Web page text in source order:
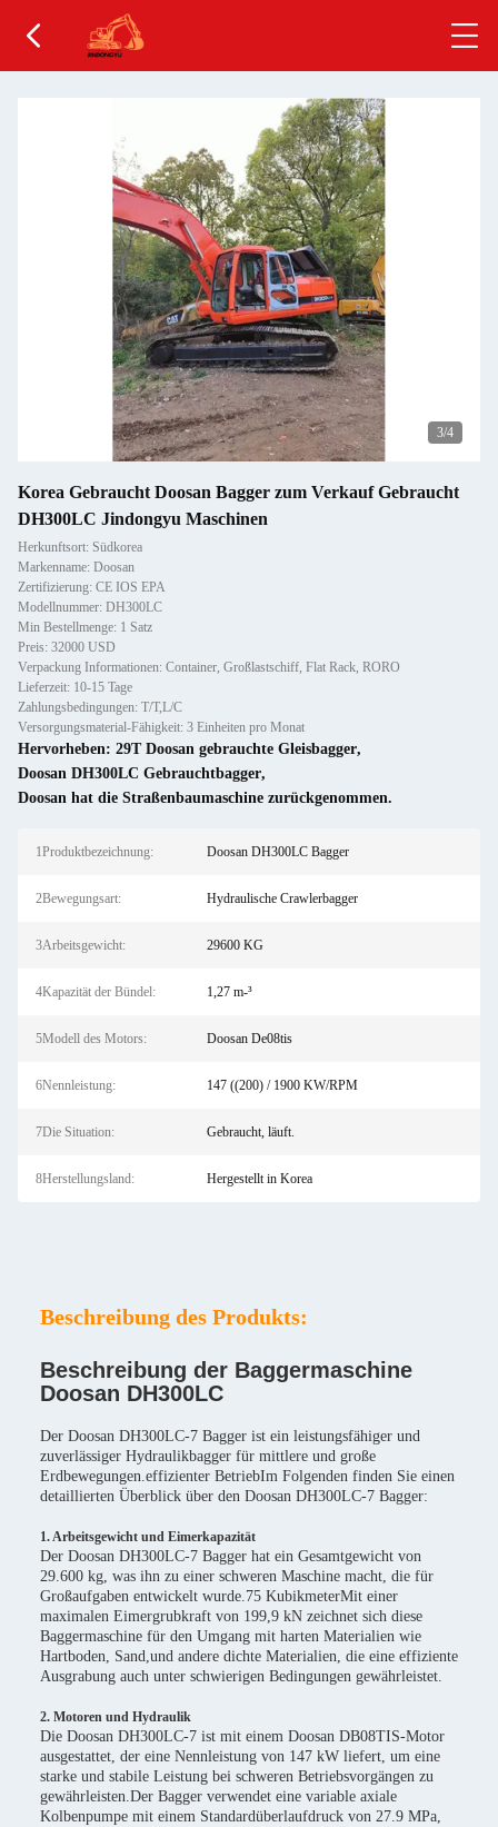
4/4
Korea Gebraucht Doosan Bagger zum Verkauf Gebraucht
DH300LC Jindongyu Maschinen
Herkunftsort: Südkorea
Markenname: Doosan
Zertifizierung: CE IOS EPA
Modellnummer: DH300LC
Min Bestellmenge: 1 Satz
Preis: 32000 USD
Verpackung Informationen: Container, Großlastschiff, Flat Rack, RORO
Lieferzeit: 10-15 Tage
Zahlungsbedingungen: T/T,L/C
Versorgungsmaterial-Fähigkeit: 3 Einheiten pro Monat
Hervorheben: 29T Doosan gebrauchte Gleisbagger,
Doosan DH300LC Gebrauchtbagger,
Doosan hat die Straßenbaumaschine zurückgenommen.
1Produktbezeichnung: Doosan DH300LC Bagger
2Bewegungsart: Hydraulische Crawlerbagger
3Arbeitsgewicht: 29600 KG
4Kapazität der Bündel: 1,27 m-³
5Modell des Motors: Doosan De08tis
6Nennleistung: 147 ((200) / 1900 KW/RPM
7Die Situation: Gebraucht, läuft.
8Herstellungsland: Hergestellt in Korea
Beschreibung des Produkts:
Beschreibung der Baggermaschine
Doosan DH300LC
Der Doosan DH300LC-7 Bagger ist ein leistungsfähiger und
zuverlässiger Hydraulikbagger für mittlere und große
Erdbewegungen.effizienter BetriebIm Folgenden finden Sie einen
detaillierten Überblick über den Doosan DH300LC-7 Bagger:
1. Arbeitsgewicht und Eimerkapazität
Der Doosan DH300LC-7 Bagger hat ein Gesamtgewicht von
29.600 kg, was ihn zu einer schweren Maschine macht, die für
Großaufgaben entwickelt wurde.75 KubikmeterMit einer
maximalen Eimergrubkraft von 199,9 kN zeichnet sich diese
Baggermaschine für den Umgang mit harten Materialien wie
Hartboden, Sand,und andere dichte Materialien, die eine effiziente
Ausgrabung auch unter schwierigen Bedingungen gewährleistet.
2. Motoren und Hydraulik
Die Doosan DH300LC-7 ist mit einem Doosan DB08TIS-Motor
ausgestattet, der eine Nennleistung von 147 kW liefert, um eine
starke und stabile Leistung bei schweren Betriebsvorgängen zu
gewährleisten.Der Bagger verwendet eine variable axiale
Kolbenpumpe mit einem Standardüberlaufdruck von 27.9 MPa,